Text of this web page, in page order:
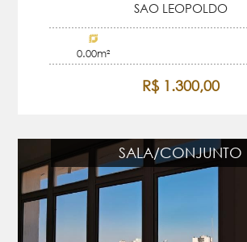
SAO LEOPOLDO
0.00m²
R$ 1.300,00
SALA/CONJUNTO